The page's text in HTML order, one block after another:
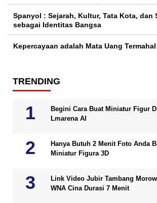
Spanyol : Sejarah, Kultur, Tata Kota, dan
sebagai Identitas Bangsa
Kepercayaan adalah Mata Uang
TRENDING
Begini Cara Buat Miniatur Figur
Lmarena AI
Hanya Butuh 2 Menit Foto Anda
Miniatur Figura 3D
Link Video Jubir Tambang
WNA Cina Durasi 7 Menit